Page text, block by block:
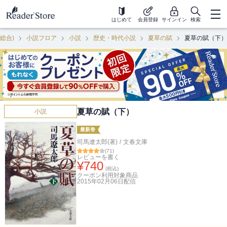
はじめて 会員登録 サインイン 検索
合) 小説フロア 小説 歴史・時代小説 夏草の賦 夏草の賦（下）
小説 夏草の賦（下）
最新巻
司馬遼太郎(著) / 文春文庫
(71)
レビューを書く
¥740 (税込)
クーポン利用対象商品
2015年02月06日 配信